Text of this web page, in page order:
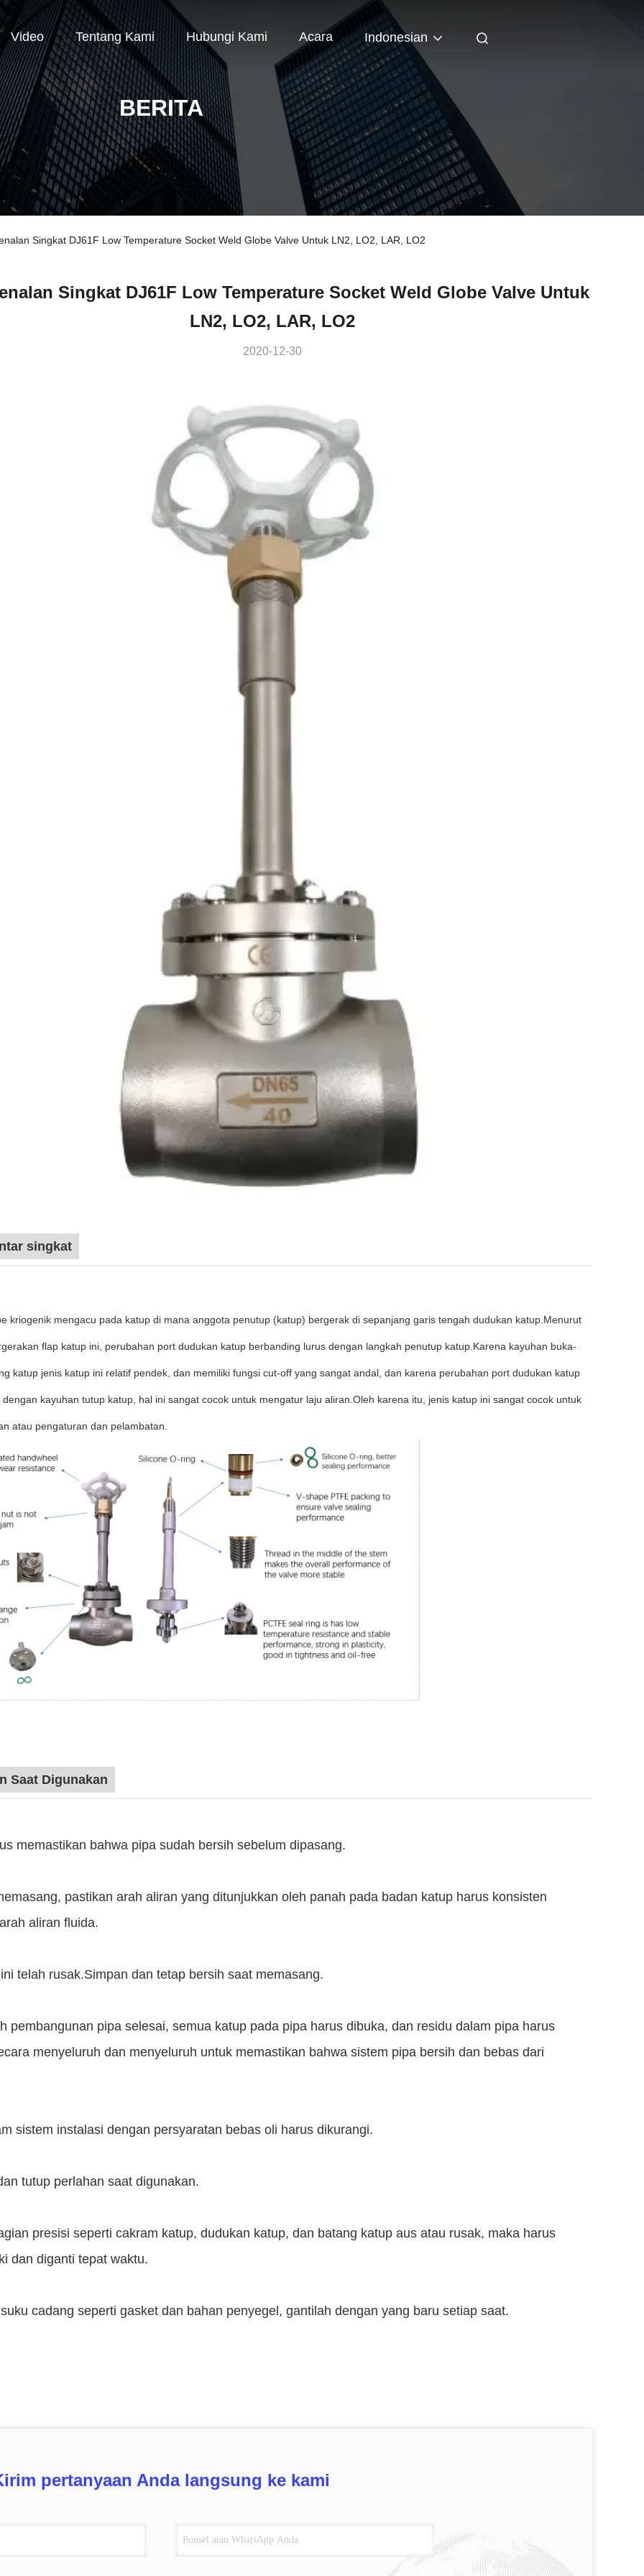
Video Tentang Kami Hubungi Kami Acara Indonesian
BERITA
Singkat DJ61F Low Temperature Socket Weld Globe Valve Untuk LN2, LO2, LAR, LO2
Singkat DJ61F Low Temperature Socket Weld Globe Valve Untuk
LN2, LO2, LAR, LO2
2020-12-30
singkat
kriogenik mengacu pada katup di mana anggota penutup (katup) bergerak di sepanjang garis tengah dudukan katup.Menurut
flap katup ini, perubahan port dudukan katup berbanding lurus dengan langkah penutup katup.Karena kayuhan buka-
katup jenis katup ini relatif pendek, dan memiliki fungsi cut-off yang sangat andal, dan karena perubahan port dudukan katup
kayuhan tutup katup, hal ini sangat cocok untuk mengatur laju aliran.Oleh karena itu, jenis katup ini sangat cocok untuk
atau pengaturan dan pelambatan.
Saat Digunakan
memastikan bahwa pipa sudah bersih sebelum dipasang.
pastikan arah aliran yang ditunjukkan oleh panah pada badan katup harus konsisten
aliran fluida.
telah rusak.Simpan dan tetap bersih saat memasang.
pembangunan pipa selesai, semua katup pada pipa harus dibuka, dan residu dalam pipa harus
menyeluruh dan menyeluruh untuk memastikan bahwa sistem pipa bersih dan bebas dari
sistem instalasi dengan persyaratan bebas oli harus dikurangi.
tutup perlahan saat digunakan.
presisi seperti cakram katup, dudukan katup, dan batang katup aus atau rusak, maka harus
dan diganti tepat waktu.
cadang seperti gasket dan bahan penyegel, gantilah dengan yang baru setiap saat.
pertanyaan Anda langsung ke kami